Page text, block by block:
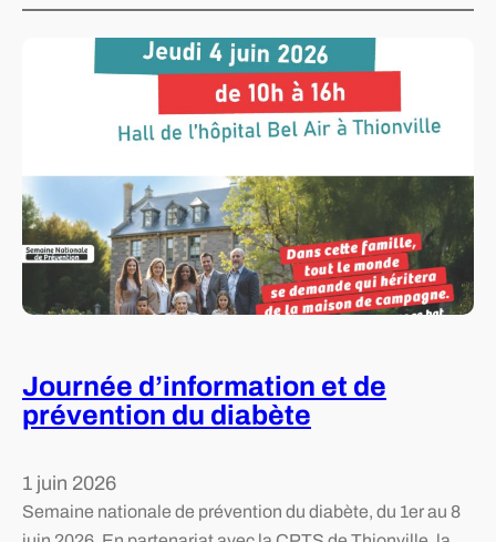
:
2
:
J
o
n
é
n
a
t
Journée d’information et de
prévention du diabète
1 juin 2026
Semaine nationale de prévention du diabète, du 1er au 8